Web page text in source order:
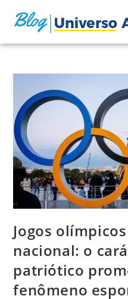
Jogos
nacional: o
patriótico
fenômeno